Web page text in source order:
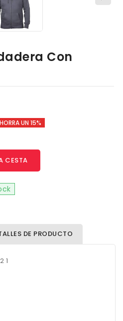
Con
UN 15%
CESTA
DE PRODUCTO
1